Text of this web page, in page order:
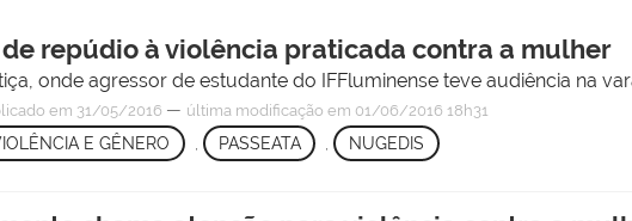
repúdio à violência praticada contra a mulher
onde agressor de estudante do IFFluminense teve audiência na
em 31/05/2016 — última modificação em 01/06/2016 18h31
E GÊNERO PASSEATA , NUGEDIS